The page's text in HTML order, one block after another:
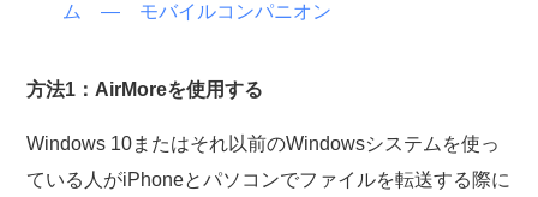
ム — モバイルコンパニオン
方法1：AirMoreを使用する
Windows 10またはそれ以前のWindowsシステムを使っ
ている人がiPhoneとパソコンでファイルを転送する際に